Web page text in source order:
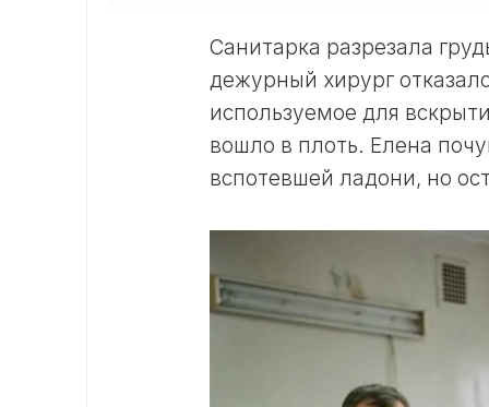
8
Санитарка разрезала
дежурный хирург
используемое для
вошло в плоть. Елена
вспотевшей ладони, но